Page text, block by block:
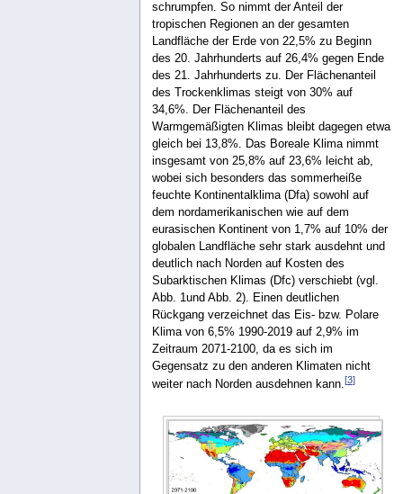
schrumpfen. So nimmt der Anteil der
tropischen Regionen an der gesamten
Landfläche der Erde von 22,5% zu Beginn
des 20. Jahrhunderts auf 26,4% gegen Ende
des 21. Jahrhunderts zu. Der Flächenanteil
des Trockenklimas steigt von 30% auf
34,6%. Der Flächenanteil des
Warmgemäßigten Klimas bleibt dagegen etwa
gleich bei 13,8%. Das Boreale Klima nimmt
insgesamt von 25,8% auf 23,6% leicht ab,
wobei sich besonders das sommerheiße
feuchte Kontinentalklima (Dfa) sowohl auf
dem nordamerikanischen wie auf dem
eurasischen Kontinent von 1,7% auf 10% der
globalen Landfläche sehr stark ausdehnt und
deutlich nach Norden auf Kosten des
Subarktischen Klimas (Dfc) verschiebt (vgl.
Abb. 1und Abb. 2). Einen deutlichen
Rückgang verzeichnet das Eis- bzw. Polare
Klima von 6,5% 1990-2019 auf 2,9% im
Zeitraum 2071-2100, da es sich im
Gegensatz zu den anderen Klimaten nicht
weiter nach Norden ausdehnen kann.[3]